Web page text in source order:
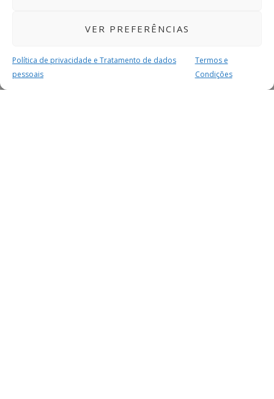
VER PREFERÊNCIAS
Política de privacidade e Tratamento de dados
pessoais
Termos e
Condições